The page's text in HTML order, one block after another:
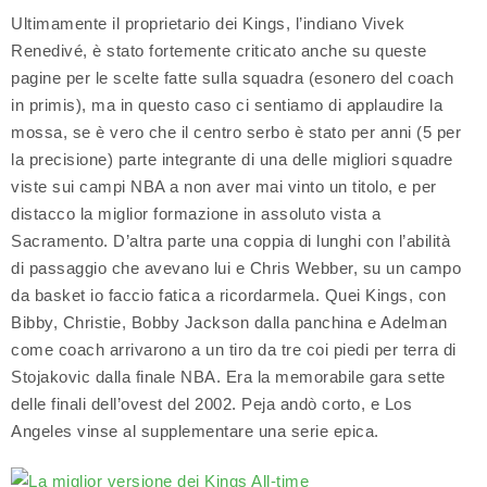
Ultimamente il proprietario dei Kings, l’indiano Vivek
Renedivé, è stato fortemente criticato anche su queste
pagine per le scelte fatte sulla squadra (esonero del coach
in primis), ma in questo caso ci sentiamo di applaudire la
mossa, se è vero che il centro serbo è stato per anni (5 per
la precisione) parte integrante di una delle migliori squadre
viste sui campi NBA a non aver mai vinto un titolo, e per
distacco la miglior formazione in assoluto vista a
Sacramento. D’altra parte una coppia di lunghi con l’abilità
di passaggio che avevano lui e Chris Webber, su un campo
da basket io faccio fatica a ricordarmela. Quei Kings, con
Bibby, Christie, Bobby Jackson dalla panchina e Adelman
come coach arrivarono a un tiro da tre coi piedi per terra di
Stojakovic dalla finale NBA. Era la memorabile gara sette
delle finali dell’ovest del 2002. Peja andò corto, e Los
Angeles vinse al supplementare una serie epica.